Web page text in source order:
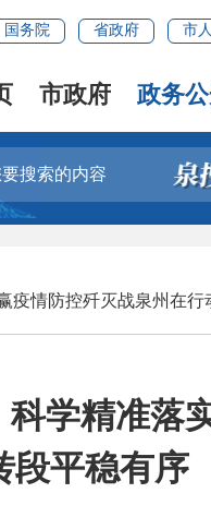
国务院 省政府 市
市政府 政务
疫情防控歼灭战泉州在行
学精准落
段平稳有序